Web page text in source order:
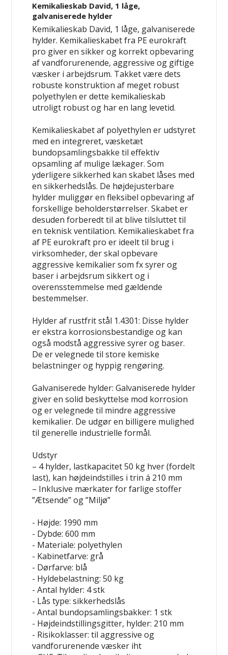
Kemikalieskab David, 1 låge,
galvaniserede hylder
Kemikalieskab David, 1 låge, galvaniserede
hylder. Kemikalieskabet fra PE eurokraft
pro giver en sikker og korrekt opbevaring
af vandforurenende, aggressive og giftige
væsker i arbejdsrum. Takket være dets
robuste konstruktion af meget robust
polyethylen er dette kemikalieskab
utroligt robust og har en lang levetid.
Kemikalieskabet af polyethylen er udstyret
med en integreret, væsketæt
bundopsamlingsbakke til effektiv
opsamling af mulige lækager. Som
yderligere sikkerhed kan skabet låses med
en sikkerhedslås. De højdejusterbare
hylder muliggør en fleksibel opbevaring af
forskellige beholderstørrelser. Skabet er
desuden forberedt til at blive tilsluttet til
en teknisk ventilation. Kemikalieskabet fra
af PE eurokraft pro er ideelt til brug i
virksomheder, der skal opbevare
aggressive kemikalier som fx syrer og
baser i arbejdsrum sikkert og i
overensstemmelse med gældende
bestemmelser.
Hylder af rustfrit stål 1.4301: Disse hylder
er ekstra korrosionsbestandige og kan
også modstå aggressive syrer og baser.
De er velegnede til store kemiske
belastninger og hyppig rengøring.
Galvaniserede hylder: Galvaniserede hylder
giver en solid beskyttelse mod korrosion
og er velegnede til mindre aggressive
kemikalier. De udgør en billigere mulighed
til generelle industrielle formål.
Udstyr
– 4 hylder, lastkapacitet 50 kg hver (fordelt
last), kan højdeindstilles i trin á 210 mm
– Inklusive mærkater for farlige stoffer
”Ætsende” og ”Miljø”
- Højde: 1990 mm
- Dybde: 600 mm
- Materiale: polyethylen
- Kabinetfarve: grå
- Dørfarve: blå
- Hyldebelastning: 50 kg
- Antal hylder: 4 stk
- Lås type: sikkerhedslås
- Antal bundopsamlingsbakker: 1 stk
- Højdeindstillingsgitter, hylder: 210 mm
- Risikoklasser: til aggressive og
vandforurenende væsker iht